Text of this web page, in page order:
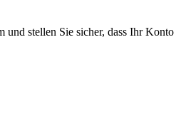
und stellen Sie sicher, dass Ihr Konto